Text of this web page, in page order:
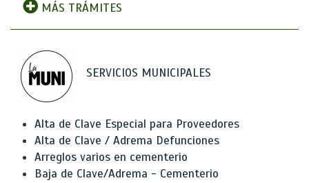
MÁS TRÁMITES
SERVICIOS MUNICIPALES
Alta de Clave Especial para Proveedores
Alta de Clave / Adrema Defunciones
Arreglos varios en cementerio
Baja de Clave/Adrema - Cementerio